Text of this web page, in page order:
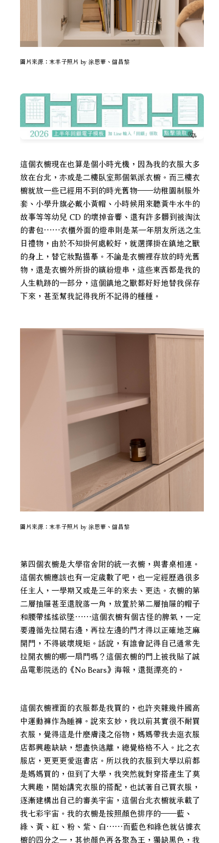
圖片來源：末羊子照片 by 涂恩華、儲昌黎
這個衣櫥現在也算是個小時光機，因為我的衣服大多
放在台北，亦或是二樓臥室那個氣派衣櫥。而三樓衣
櫥就放一些已經用不到的時光舊物──幼稚園制服外
套、小學升旗必戴小黃帽、小時候用來聽黃牛水牛的
故事等等幼兒 CD 的壞掉音響、還有許多髒到被淘汰
的書包……衣櫃外面的燈串則是某一年朋友所送之生
日禮物，由於不知掛何處較好，就選擇掛在鎮地之獸
的身上，替它妝點描摹。不論是衣櫥裡存放的時光舊
物，還是衣櫥外所掛的繽紛燈串，這些東西都是我的
人生軌跡的一部分，這個鎮地之獸都好好地替我保存
下來，甚至幫我記得我所不記得的種種。
圖片來源：末羊子照片 by 涂恩華、儲昌黎
第四個衣櫥是大學宿舍附的統一衣櫥，與書桌相連。
這個衣櫥應該也有一定歲數了吧，也一定經歷過很多
任主人，一學期又或是三年的來去、更迭。衣櫥的第
二層抽屜甚至還脫落一角，放置於第二層抽屜的帽子
和腰帶搖搖欲墜……這個衣櫥有個古怪的脾氣，一定
要遵循先拉開右邊，再拉左邊的門才得以正確地芝麻
開門，不得破壞規矩。話說，有誰會記得自己通常先
拉開衣櫥的哪一扇門嗎？這個衣櫥的門上被我貼了誠
品電影院送的《No Bears》海報，還挺漂亮的。
這個衣櫥裡面的衣服都是我買的，也許夾雜幾件國高
中運動褲作為睡褲。說來玄妙，我以前其實很不耐買
衣服，覺得這是什麼膚淺之俗物，媽媽帶我去逛衣服
店都興趣缺缺，想盡快逃離，總覺格格不入。比之衣
服店，更更更愛逛書店。所以我的衣服到大學以前都
是媽媽買的，但到了大學，我突然就對穿搭產生了莫
大興趣，開始講究衣服的搭配，也試著自己買衣服，
逐漸建構出自己的審美宇宙，這個台北衣櫥就承載了
我七彩宇宙。我的衣櫥是按照顏色排序的──藍、
綠、黃、紅、粉、紫、白……而藍色和綠色就佔據衣
櫥的四分之一，其他顏色再各聚為王，獨缺黑色，我